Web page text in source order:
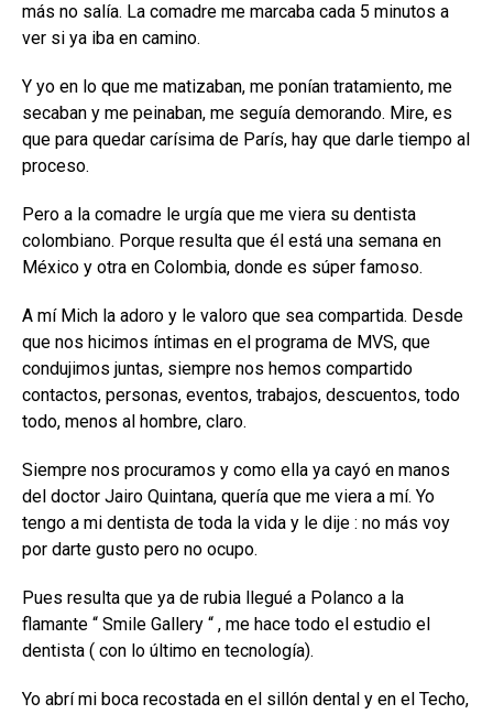
más no salía. La comadre me marcaba cada 5 minutos a
ver si ya iba en camino.
Y yo en lo que me matizaban, me ponían tratamiento, me
secaban y me peinaban, me seguía demorando. Mire, es
que para quedar carísima de París, hay que darle tiempo al
proceso.
Pero a la comadre le urgía que me viera su dentista
colombiano. Porque resulta que él está una semana en
México y otra en Colombia, donde es súper famoso.
A mí Mich la adoro y le valoro que sea compartida. Desde
que nos hicimos íntimas en el programa de MVS, que
condujimos juntas, siempre nos hemos compartido
contactos, personas, eventos, trabajos, descuentos, todo
todo, menos al hombre, claro.
Siempre nos procuramos y como ella ya cayó en manos
del doctor Jairo Quintana, quería que me viera a mí. Yo
tengo a mi dentista de toda la vida y le dije : no más voy
por darte gusto pero no ocupo.
Pues resulta que ya de rubia llegué a Polanco a la
flamante “ Smile Gallery “ , me hace todo el estudio el
dentista ( con lo último en tecnología).
Yo abrí mi boca recostada en el sillón dental y en el Techo,